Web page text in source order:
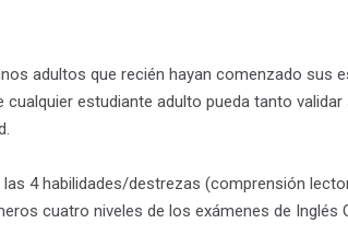
adultos que recién hayan comenzado sus
estudiante adulto pueda tanto
4 habilidades/destrezas (comprensión
cuatro niveles de los exámenes de Inglés